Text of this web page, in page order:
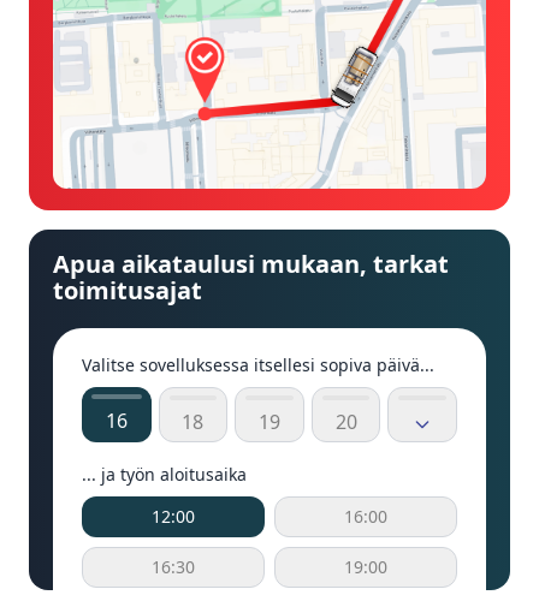
Apua aikataulusi mukaan, tarkat
toimitusajat
Valitse sovelluksessa itsellesi sopiva päivä...
16 18 19 20
... ja työn aloitusaika
12:00
16:00
16:30 19:00